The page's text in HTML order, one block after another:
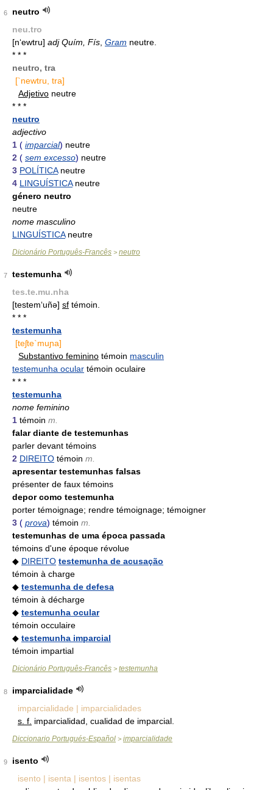
6
neutro
neu.tro
[n‘ewtru] adj Quím, Fís Gram neutre.
* * *
neutro, tra
[`newtru, tra]
Adjetivo neutre
* * *
neutro
adjectivo
1 ( imparcial) neutre
2 ( sem excesso) neutre
3 POLÍTICAneutre
4 LINGUÍSTICAneutre
género neutro
neutre
nome masculino
LINGUÍSTICAneutre
Dicionário Português-Francês > neutro
7
testemunha
tes.te.mu.nha
[testem‘uñə] sf témoin.
* * *
testemunha
[teʃte`muɲa]
Substantivo feminino témoin masculin
testemunha ocular témoin oculaire
* * *
testemunha
nome feminino
1 témoin m.
falar diante de testemunhas
parler devant témoins
2 DIREITO témoin m.
apresentar testemunhas falsas
présenter de faux témoins
depor como testemunha
porter témoignage; rendre témoignage; témoigner
3 ( prova) témoin m.
testemunhas de uma época passada
témoins d'une époque révolue
◆ DIREITO testemunha de acusação
témoin à charge
◆ testemunha de defesa
témoin à décharge
◆ testemunha ocular
témoin occulaire
◆ testemunha imparcial
témoin impartial
Dicionário Português-Francês > testemunha
8
imparcialidade
imparcialidade | imparcialidades
s. f. imparcialidad, cualidad de imparcial.
Diccionario Portugués-Español > imparcialidade
9
isento
isento | isenta | isentos | isentas